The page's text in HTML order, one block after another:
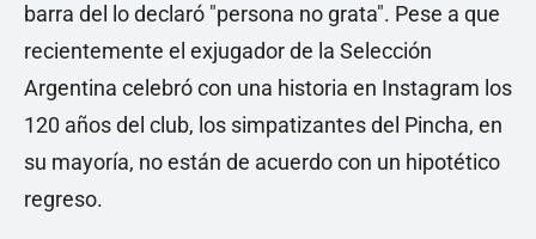
barra del lo declaró "persona no grata". Pese a que
recientemente el exjugador de la Selección
Argentina celebró con una historia en Instagram los
120 años del club, los simpatizantes del Pincha, en
su mayoría, no están de acuerdo con un hipotético
regreso.